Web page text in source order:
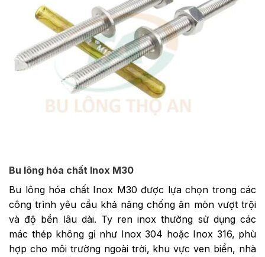
Bu lông hóa chất Inox M30
Bu lông hóa chất Inox M30 được lựa chọn trong các
công trình yêu cầu khả năng chống ăn mòn vượt trội
và độ bền lâu dài. Ty ren inox thường sử dụng các
mác thép không gỉ như Inox 304 hoặc Inox 316, phù
hợp cho môi trường ngoài trời, khu vực ven biển, nhà